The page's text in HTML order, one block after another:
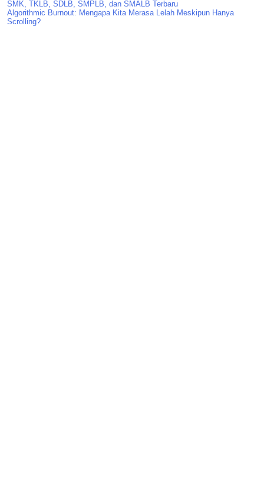
SMK, TKLB, SDLB, SMPLB, dan SMALB Terbaru
Algorithmic Burnout: Mengapa Kita Merasa Lelah Meskipun Hanya
Scrolling?